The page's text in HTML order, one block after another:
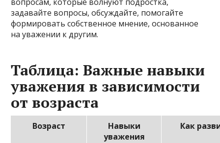
задавайте вопросы, обсуждайте, помогайте
формировать собственное мнение, основанное
на уважении к другим.
Таблица: Важные навыки
уважения в зависимости
от возраста
Возраст
Навыки
уважения
Как